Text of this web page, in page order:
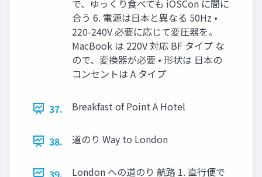
で、ゆっくり食べても iOSCon に間に
合う 6. 電源は日本と異なる 50Hz •
220-240V 必要に応じて変圧器を。
MacBook は 220V 対応 BF タイプ な
ので、変換器が必要 • 形状は 日本の
コンセントは A タイプ
37. Breakfast of Point A Hotel
38. 道のり Way to London
39.
London への道のり 航路 1. 直行便で